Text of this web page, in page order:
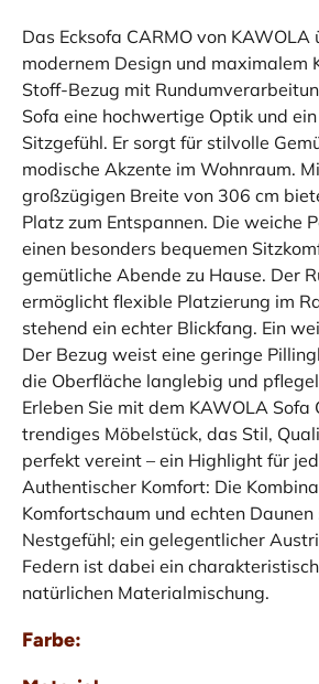
Das Ecksofa CARMO von
modernem Design und maximalem
Stoff-Bezug mit
Sofa eine hochwertige Optik und
Sitzgefühl. Er sorgt für stilvolle
modische Akzente im Wohnraum.
großzügigen Breite von 306 cm
Platz zum Entspannen. Die weiche
einen besonders bequemen
gemütliche Abende zu Hause. Der
ermöglicht flexible Platzierung im
stehend ein echter Blickfang. Ein
Der Bezug weist eine geringe
die Oberfläche langlebig und
Erleben Sie mit dem KAWOLA Sofa
trendiges Möbelstück, das Stil,
perfekt vereint – ein Highlight für
Authentischer Komfort: Die
Komfortschaum und echten
Nestgefühl; ein gelegentlicher
Federn ist dabei ein
natürlichen Materialmischung.
Farbe: